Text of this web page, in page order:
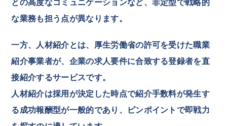
との高度なコミュニケーションなど、非定型で戦略的
な業務も担う点が異なります。
一方、人材紹介とは、厚生労働省の許可を受けた職業
紹介事業者が、企業の求人要件に合致する登録者を直
接紹介するサービスです。
人材紹介は採用が決定した時点で紹介手数料が発生す
る成功報酬型が一般的であり、ピンポイントで即戦力